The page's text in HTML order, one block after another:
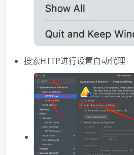
搜索HTTP进行设置自动代理